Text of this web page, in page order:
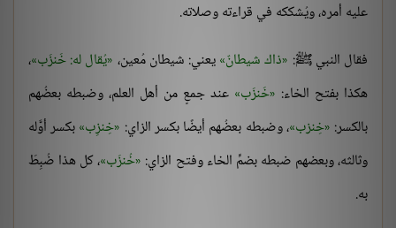
عليه أمره، ويُشككه في قراءته وصلاته.
فقال النبي ﷺ: ذاك شيطانٌ يعني: شيطان مُعين، يُقال له: خَنزَب ،
هكذا بفتح الخاء: خَنزَب عند جمعٍ من أهل العلم، وضبطه بعضُهم
بالكسر: خِنزب ، وضبطه بعضُهم أيضًا بكسر الزاي: خِنزِب بكسر أوَّله
وثالثه، وبعضهم ضبطه بضمِّ الخاء وفتح الزاي: خُنزَب ، كل هذا ضُبِطَ
به.